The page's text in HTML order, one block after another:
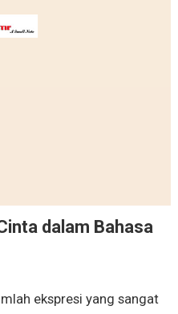
dalam Bahasa
ekspresi yang sangat